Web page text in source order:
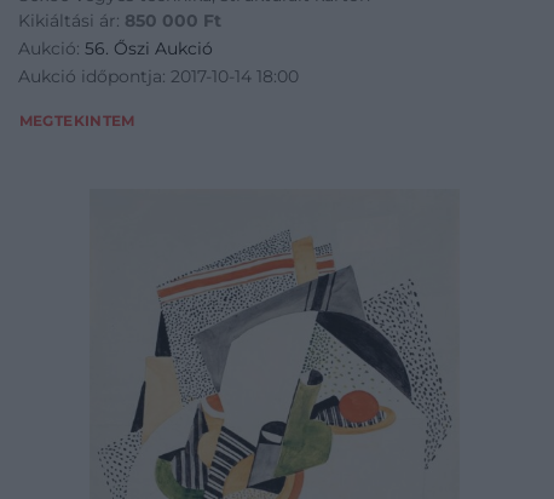
Kikiáltási ár: 850 000 Ft
Aukció: 56. Őszi Aukció
Aukció időpontja: 2017-10-14 18:00
MEGTEKINTEM